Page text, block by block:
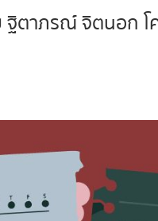
ตาภรณ์ จิตนอก